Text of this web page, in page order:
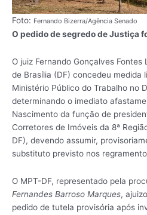
Foto: Fernando Bizerra/Agência Senado
O pedido de segredo de Justiça
O juiz Fernando Gonçalves Fontes
de Brasília (DF) concedeu medida
Ministério Público do Trabalho no
determinando o imediato
Nascimento da função de
Corretores de Imóveis da 8ª
DF), devendo assumir,
substituto previsto nos
O MPT-DF, representado pela
Fernandes Barroso Marques,
pedido de tutela provisória após